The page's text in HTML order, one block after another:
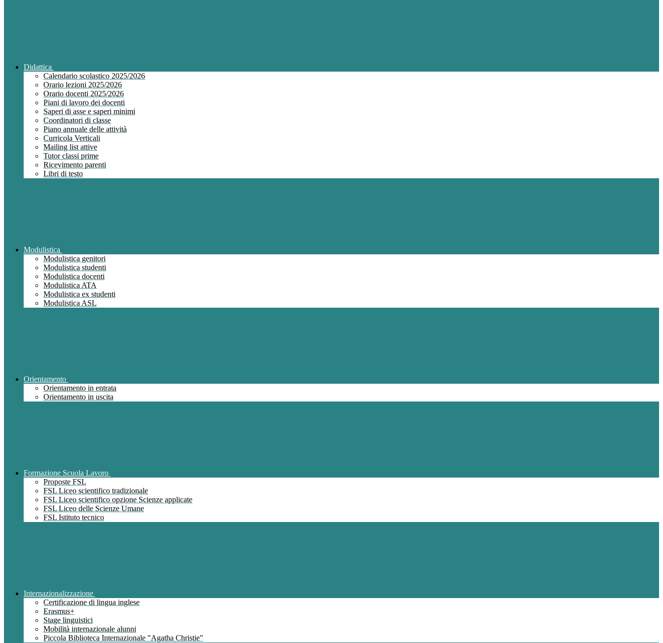
Didattica
Calendario scolastico 2025/2026
Orario lezioni 2025/2026
Orario docenti 2025/2026
Piani di lavoro dei docenti
Saperi di asse e saperi minimi
Coordinatori di classe
Piano annuale delle attività
Curricola Verticali
Mailing list attive
Tutor classi prime
Ricevimento parenti
Libri di testo
Modulistica
Modulistica genitori
Modulistica studenti
Modulistica docenti
Modulistica ATA
Modulistica ex studenti
Modulistica ASL
Orientamento
Orientamento in entrata
Orientamento in uscita
Formazione Scuola Lavoro
Proposte FSL
FSL Liceo scientifico tradizionale
FSL Liceo scientifico opzione Scienze applicate
FSL Liceo delle Scienze Umane
FSL Istituto tecnico
Internazionalizzazione
Certificazione di lingua inglese
Erasmus+
Stage linguistici
Mobilità internazionale alunni
Piccola Biblioteca Internazionale "Agatha Christie"